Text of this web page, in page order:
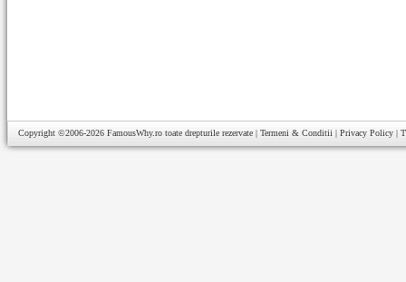
Copyright ©2006-2026 FamousWhy.ro toate drepturile rezervate | Termeni & Conditii | Privacy Policy |